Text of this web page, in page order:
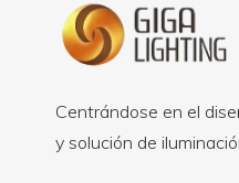
Centrándose en el
y solución de